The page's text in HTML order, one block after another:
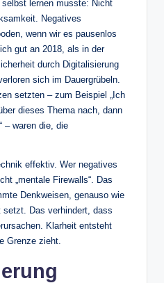
lernen musste: Nicht
Negatives
wenn wir es pausenlos
gut an 2018, als in der
durch Digitalisierung
sich im Dauergrübeln.
setzten – zum Beispiel „Ich
dieses Thema nach, dann
– waren die, die
effektiv. Wer negatives
„mentale Firewalls“. Das
Denkweisen, genauso wie
Das verhindert, dass
Klarheit entsteht
Grenze zieht.